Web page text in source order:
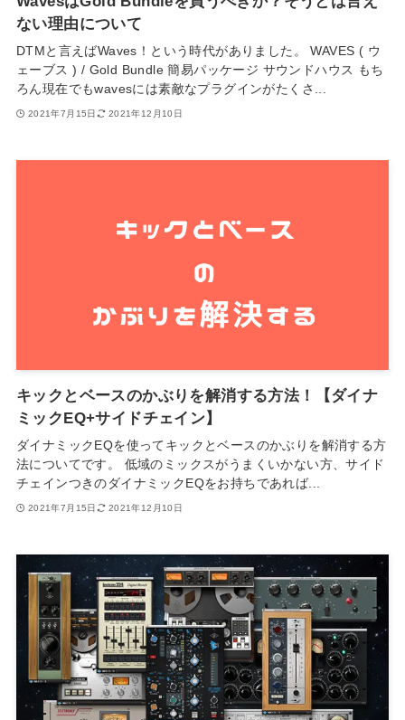
ない理由について
DTMと言えばWaves！という時代がありました。 WAVES ( ウ
ェーブス ) / Gold Bundle 簡易パッケージ サウンドハウス もち
ろん現在でもwavesには素敵なプラグインがたくさ...
2021年7月15日 2021年12月10日
キックとベースのかぶりを解消する方法！【ダイナ
ミックEQ+サイドチェイン】
ダイナミックEQを使ってキックとベースのかぶりを解消する方
法についてです。 低域のミックスがうまくいかない方、サイド
チェインつきのダイナミックEQをお持ちであれば...
2021年7月15日 2021年12月10日